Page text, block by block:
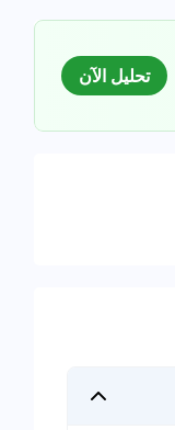
تحليل الآن